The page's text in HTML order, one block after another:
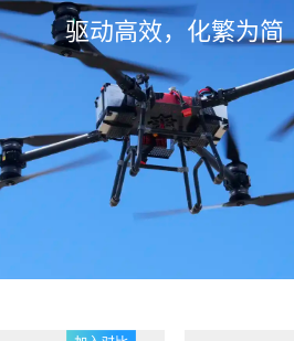
驱动高效，化繁为简